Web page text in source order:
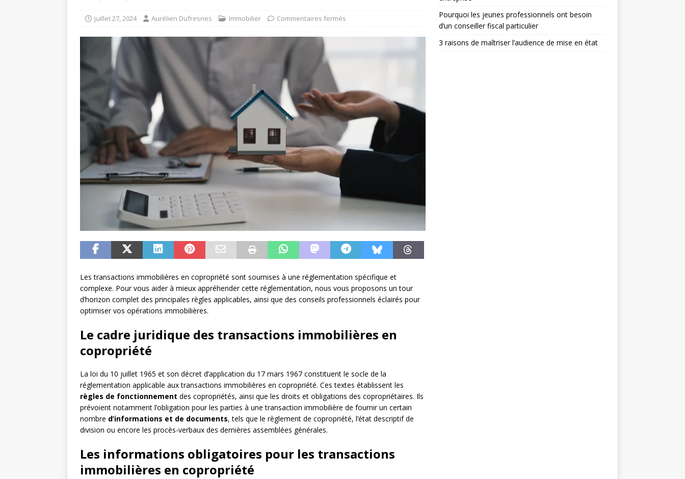
juillet 27, 2024 Aurélien Dufresnes Immobilier Commentaires fermés
Les transactions immobilières en copropriété sont soumises à une réglementation spécifique et
complexe. Pour vous aider à mieux appréhender cette réglementation, nous vous proposons un tour
d’horizon complet des principales règles applicables, ainsi que des conseils professionnels éclairés pour
optimiser vos opérations immobilières.
Le cadre juridique des transactions immobilières en
copropriété
La loi du 10 juillet 1965 et son décret d’application du 17 mars 1967 constituent le socle de la
réglementation applicable aux transactions immobilières en copropriété. Ces textes établissent les
règles de fonctionnement des copropriétés, ainsi que les droits et obligations des copropriétaires. Ils
prévoient notamment l’obligation pour les parties à une transaction immobilière de fournir un certain
nombre d’informations et de documents, tels que le règlement de copropriété, l’état descriptif de
division ou encore les procès-verbaux des dernières assemblées générales.
Les informations obligatoires pour les transactions
immobilières en copropriété
Pourquoi les jeunes professionnels ont besoin
d’un conseiller fiscal particulier
3 raisons de maîtriser l’audience de mise en état